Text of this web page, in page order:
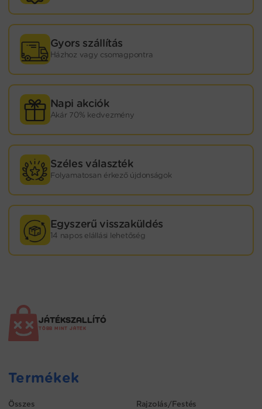
Gyors szállítás
Házhoz vagy csomagpontra
Napi akciók
Akár 70% kedvezmény
Széles választék
Folyamatosan érkező újdonságok
Egyszerű visszaküldés
14 napos elállási lehetőség
JÁTÉKSZALLÍTÓ
TÖBB MINT JÁTÉK
Termékek
Összes
Rajzolás/Festés